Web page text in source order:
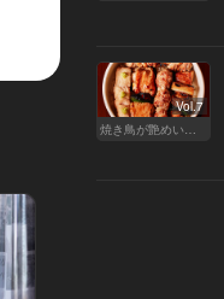
Vol.7
焼き鳥が艶めいてきた